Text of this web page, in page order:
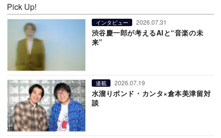
Pick Up!
インタビュー 2026.07.31
渋谷慶一郎が考えるAIと“音楽の未
来”
連載 2026.07.19
水溜りボンド・カンタ×倉本美津留対
談